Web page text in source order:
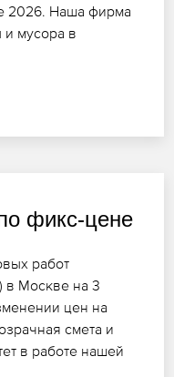
2026. Наша фирма
и мусора в
фикс-цене
работ
в Москве на 3
цен на
смета и
в работе нашей